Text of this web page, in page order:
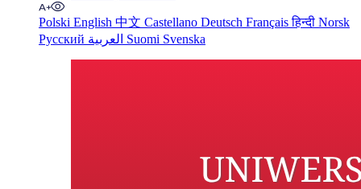
Polski English 中文 Castellano Deutsch Françaisहिन्दी Norsk
Русский
Suomi Svenska